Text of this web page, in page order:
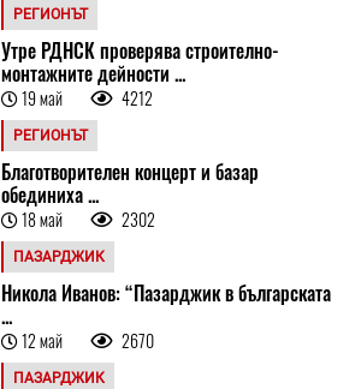
РЕГИОНЪТ
Утре РДНСК проверява строително-
монтажните дейности ...
19 май 4212
РЕГИОНЪТ
Благотворителен концерт и базар
обединиха ...
18 май 2302
ПАЗАРДЖИК
Никола Иванов: “Пазарджик в българската
...
12 май 2670
ПАЗАРДЖИК